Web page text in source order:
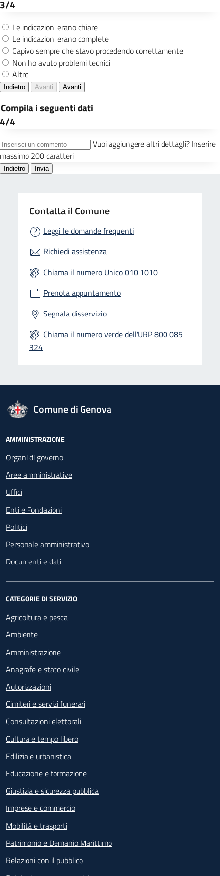
Contatta il Comune
Leggi le domande frequenti
Richiedi assistenza
Chiama il numero Unico 010 1010
Prenota appuntamento
Segnala disservizio
Chiama il numero verde dell'URP 800 085
324
logo Unione Europea
Comune di Genova
Footer - Navigazione
AMMINISTRAZIONE
Organi di governo
Aree amministrative
Uffici
Enti e Fondazioni
Politici
Personale amministrativo
Documenti e dati
CATEGORIE DI SERVIZIO
Agricoltura e pesca
Ambiente
Amministrazione
Anagrafe e stato civile
Autorizzazioni
Cimiteri e servizi funerari
Consultazioni elettorali
Cultura e tempo libero
Edilizia e urbanistica
Educazione e formazione
Giustizia e sicurezza pubblica
Imprese e commercio
Mobilità e trasporti
Patrimonio e Demanio Marittimo
Relazioni con il pubblico